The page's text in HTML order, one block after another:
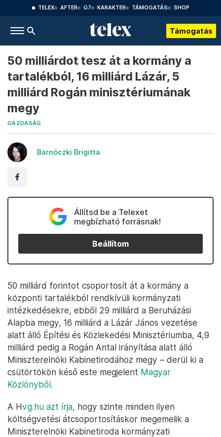
TELEX AFTER G7 KARAKTER TÁMOGATÁS SHOP
Támogatás
50 milliárdot tesz át a kormány a
tartalékból, 16 milliárd Lázár, 5
milliárd Rogán minisztériumának
megy
GAZDASÁG
Barnóczki Brigitta
Állítsd be a Telexet
megbízható forrásnak!
Beállítom
50 milliárd forintot csoportosít át a kormány a
központi tartalékból rendkívüli kormányzati
intézkedésekre, ebből 29 milliárd a Beruházási
Alapba megy, 16 milliárd a Lázár János vezetése
alatt álló Építési és Közlekedési Minisztériumba, 4,9
milliárd pedig a Rogán Antal irányítása alatt álló
Miniszterelnöki Kabinetirodához megy – derül ki a
csütörtökön késő este megjelent Magyar
Közlönyből.
A Hvg.hu azt írja, hogy szinte minden ilyen
költségvetési átcsoportosításkor megemelik a
Miniszterelnöki Kabinetiroda kormányzati